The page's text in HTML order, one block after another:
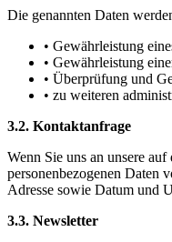
Die genannten Daten
• Gewährleistung
• Gewährleistung
• Überprüfung und
• zu weiteren
3.2. Kontaktanfrage
Wenn Sie uns an unsere
personenbezogenen Daten
Adresse sowie Datum und
3.3. Newsletter